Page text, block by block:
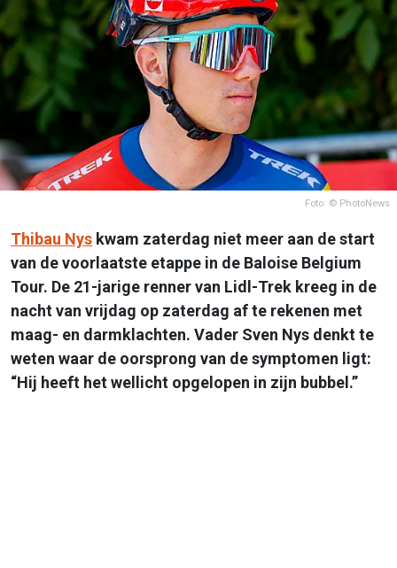
Foto: © PhotoNews
Thibau Nys kwam zaterdag niet meer aan de start
van de voorlaatste etappe in de Baloise Belgium
Tour. De 21-jarige renner van Lidl-Trek kreeg in de
nacht van vrijdag op zaterdag af te rekenen met
maag- en darmklachten. Vader Sven Nys denkt te
weten waar de oorsprong van de symptomen ligt:
“Hij heeft het wellicht opgelopen in zijn bubbel.”